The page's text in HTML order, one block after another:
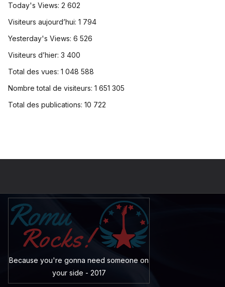
Today's Views: 2 602
Visiteurs aujourd’hui: 1 794
Yesterday's Views: 6 526
Visiteurs d’hier: 3 400
Total des vues: 1 048 588
Nombre total de visiteurs: 1 651 305
Total des publications: 10 722
Because you're gonna need someone on
your side - 2017